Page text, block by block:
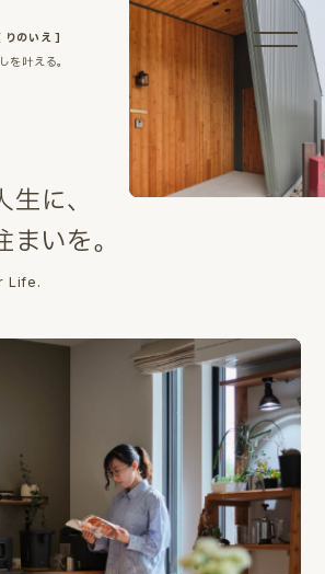
りのいえ ］
を叶える。
生に、
まいを。
Life.